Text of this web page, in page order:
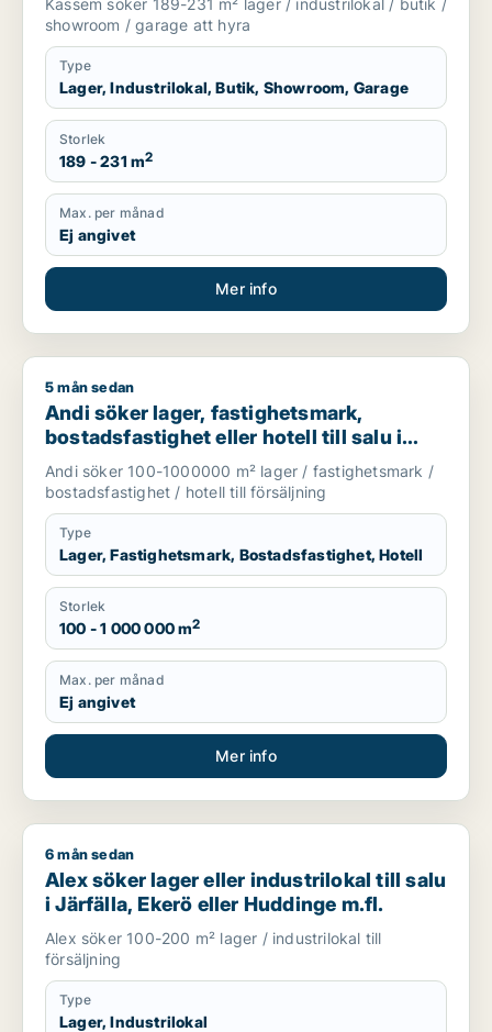
Upplands-Bro m.fl.
Kassem söker 189-231 m² lager / industrilokal / butik /
showroom / garage att hyra
Type
Lager, Industrilokal, Butik, Showroom, Garage
Storlek
189 - 231 m2
Max. per månad
Ej angivet
Mer info
Andi söker lager, fastighetsmark, bostadsfastighet eller
5 mån sedan
Andi söker lager, fastighetsmark,
bostadsfastighet eller hotell till salu i
Stockholms län
Andi söker 100-1000000 m² lager / fastighetsmark /
bostadsfastighet / hotell till försäljning
Type
Lager, Fastighetsmark, Bostadsfastighet, Hotell
Storlek
100 - 1 000 000 m2
Max. per månad
Ej angivet
Mer info
Alex söker lager eller industrilokal till salu i Järfälla, Ekerö
6 mån sedan
Alex söker lager eller industrilokal till salu
i Järfälla, Ekerö eller Huddinge m.fl.
Alex söker 100-200 m² lager / industrilokal till
försäljning
Type
Lager, Industrilokal